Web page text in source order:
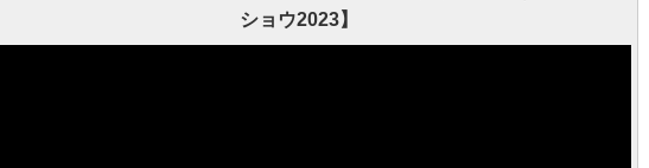
ショウ2023】